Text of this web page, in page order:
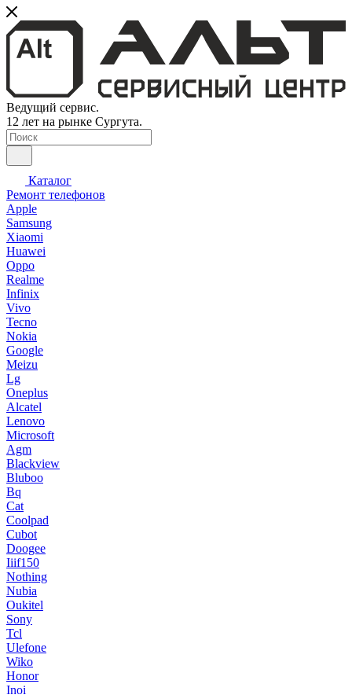
Ведущий сервис.
12 лет на рынке Сургута.
Каталог
Ремонт телефонов
Apple
Samsung
Xiaomi
Huawei
Oppo
Realme
Infinix
Vivo
Tecno
Nokia
Google
Meizu
Lg
Oneplus
Alcatel
Lenovo
Microsoft
Agm
Blackview
Bluboo
Bq
Cat
Coolpad
Cubot
Doogee
Iiif150
Nothing
Nubia
Oukitel
Sony
Tcl
Ulefone
Wiko
Honor
Inoi